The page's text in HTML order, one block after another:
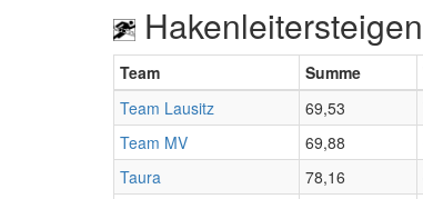
Team Summe
Team Lausitz
69,53
Team MV 69,88
Taura 78,16